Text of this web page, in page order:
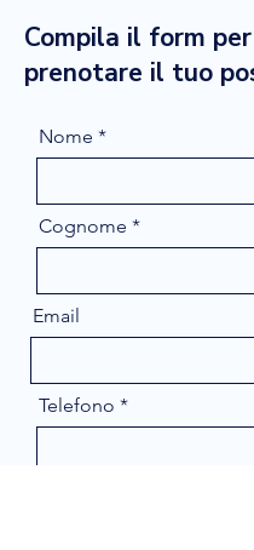
Compila il form per
prenotare il tuo
Nome
Cognome
Email
Telefono